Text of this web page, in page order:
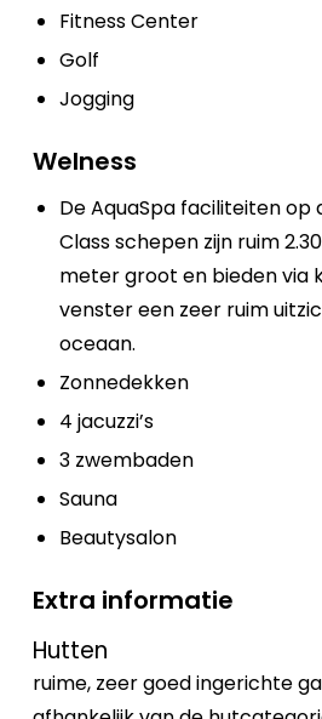
Fitness Center
Golf
Jogging
Welness
De AquaSpa faciliteiten op
Class schepen zijn ruim
meter groot en bieden via
venster een zeer ruim
oceaan.
Zonnedekken
4 jacuzzi’s
3 zwembaden
Sauna
Beautysalon
Extra informatie
Hutten
ruime, zeer goed ingerichte